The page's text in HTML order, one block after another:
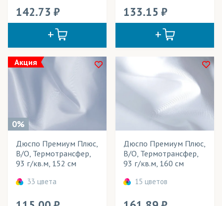
Ниагара
ПолиОксфорд
Рогожка
Сальса
Самба
Сатен
Саундтекс
Спанбонд
142.73 133.15
Акция
0%
Дюспо Премиум Плюс,
В/О, Термотрансфер,
93 г/кв.м, 152 см
33 цвета
Дюспо Премиум Плюс,
В/О, Термотрансфер,
93 г/кв.м, 160 см
15 цветов